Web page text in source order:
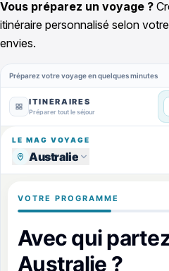
Vous préparez un voyage ?
itinéraire personnalisé selon
envies.